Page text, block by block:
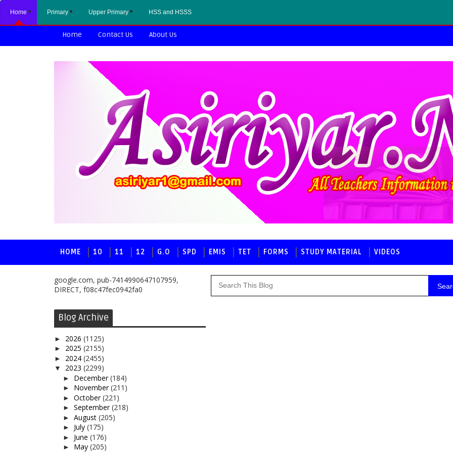
Home Primary Upper Primary HSS and HSSS
Home Contact Us About Us
HOME 10 11 12 G.O SPD EMIS TET FORMS STUDY MATERIAL VIDEOS
google.com, pub-7414990647107959,
DIRECT, f08c47fec0942fa0
Blog Archive
► 2026 (1125)
► 2025 (2155)
► 2024 (2455)
▼ 2023 (2299)
► December(184)
► November(211)
► October(221)
► September(218)
► August (205)
► July (175)
► June (176)
► May (205)